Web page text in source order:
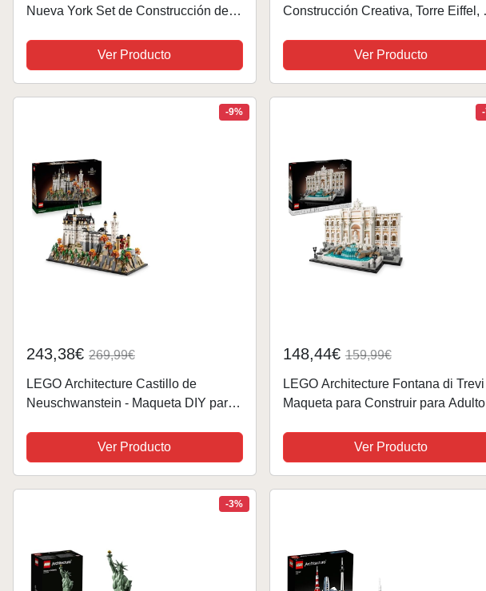
Nueva York Set de Construcción de
de Regalo Coleccionable
Ver Producto
Construcción Creativa, Torre Eiffel,
Monumentos, Pieza Decorativa para
el Hogar y...
Ver Producto
-9%
243,38€ 269,99€
LEGO Architecture Castillo de
Neuschwanstein - Maqueta DIY para
Patios e Interior Detallado - Regalo
de Monumento para...
Ver Producto
148,44€159,99€
LEGO Architecture Fontana di Trevi
Maqueta para Construir para
Barroca y Minifiguras, Decoración
Hogar, Regalo para...
Ver Producto
-3%